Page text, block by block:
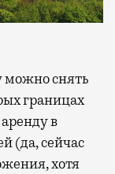
границах
в
(да, сейчас
хотя